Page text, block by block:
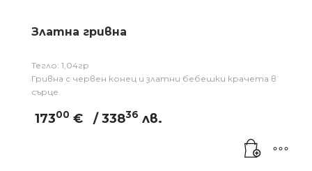
Златна гривна
Тегло: 1,04гр
Гривна с червен конец и златни бебешки крачета в
сърце.
17300 € / 33836 лв.